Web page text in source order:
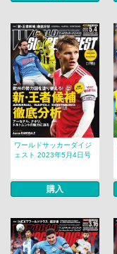
ワールドサッカーダイジ
ェスト 2023年5月4日号
購入